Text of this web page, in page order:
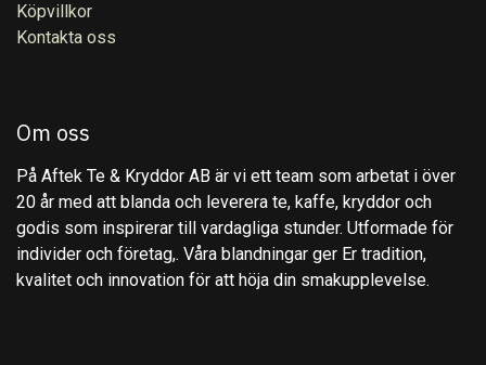
Köpvillkor
Kontakta oss
Om oss
På Aftek Te & Kryddor AB är vi ett team som arbetat i över
20 år med att blanda och leverera te, kaffe, kryddor och
godis som inspirerar till vardagliga stunder. Utformade för
individer och företag,. Våra blandningar ger Er tradition,
kvalitet och innovation för att höja din smakupplevelse.